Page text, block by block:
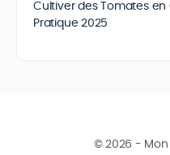
Cultiver des Tomates en
Pratique 2025
© 2026 -